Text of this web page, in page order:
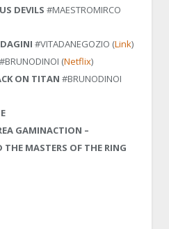
DEVILS #MAESTROMIRCO
#VITADANEGOZIO (Link)
#BRUNODINOI (Netflix)
ON TITAN #BRUNODINOI
GAMINACTION –
THE MASTERS OF THE RING